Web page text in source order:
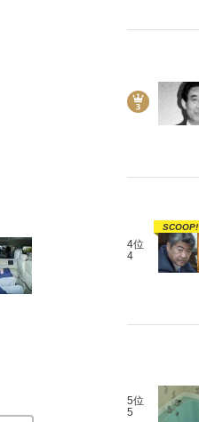
4位
4
SCOOP!
5位
5